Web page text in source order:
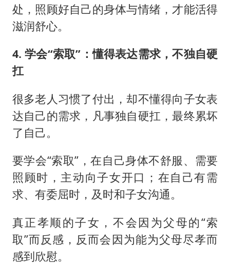
处，照顾好自己的身体与情绪，才能活得
滋润舒心。
4. 学会“索取”：懂得表达需求，不独自硬
扛
很多老人习惯了付出，却不懂得向子女表
达自己的需求，凡事独自硬扛，最终累坏
了自己。
要学会“索取”，在自己身体不舒服、需要
照顾时，主动向子女开口；在自己有需
求、有委屈时，及时和子女沟通。
真正孝顺的子女，不会因为父母的“索
取”而反感，反而会因为能为父母尽孝而
感到欣慰。